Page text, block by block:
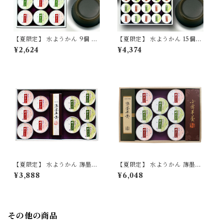
【夏限定】 水ようかん 9個 セ
ット 【季節限定/期間限定】
¥2,624
【夏限定】 水ようかん 15個
セット 【季節限定/期間限定】
¥4,374
【夏限定】 水ようかん 薄墨羊
羹小棹 詰合せ セット ギフト
お中元 贈答品 贈り物 プレゼン
¥3,888
【夏限定】 水ようかん 薄墨羊
羹大棹 小倉羊羹大棹 詰合せ 和
菓子 ギフト 贈答品 お中元 プ
¥6,048
その他の商品